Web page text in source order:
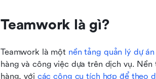
Teamwork là gì?
Teamwork là một nền tảng quản lý dự án
hàng và công việc dựa trên dịch vụ.
hàng, với các công cụ tích hợp để theo